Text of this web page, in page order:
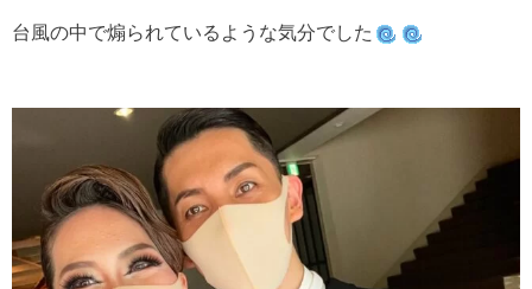
台風の中で煽られているような気分でした